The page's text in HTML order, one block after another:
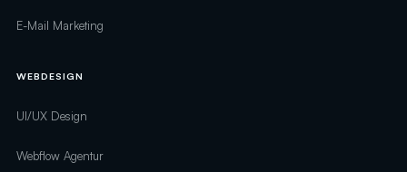
E-Mail Marketing
WEBDESIGN
UI/UX Design
Webflow Agentur